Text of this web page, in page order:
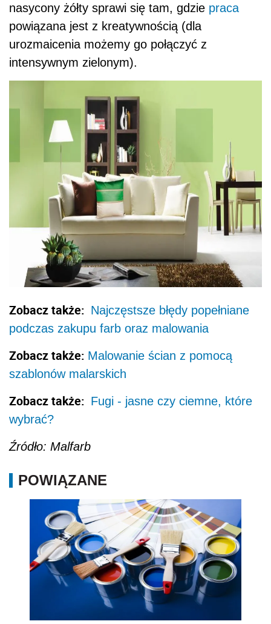
nasycony żółty sprawi się tam, gdzie praca
powiązana jest z kreatywnością (dla
urozmaicenia możemy go połączyć z
intensywnym zielonym).
Zobacz także: Najczęstsze błędy popełniane
podczas zakupu farb oraz malowania
Zobacz także: Malowanie ścian z pomocą
szablonów malarskich
Zobacz także: Fugi - jasne czy ciemne, które
wybrać?
Źródło: Malfarb
POWIĄZANE